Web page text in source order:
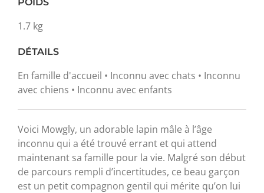
1.7 kg
DÉTAILS
En famille d'accueil • Inconnu avec chats • Inconnu
avec chiens • Inconnu avec enfants
Voici Mowgly, un adorable lapin mâle à l’âge
inconnu qui a été trouvé errant et qui attend
maintenant sa famille pour la vie. Malgré son début
de parcours rempli d’incertitudes, ce beau garçon
est un petit compagnon gentil qui mérite qu’on lui